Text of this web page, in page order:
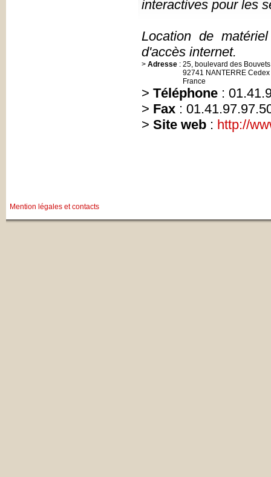
interactives pour les
Location de
d'accès internet.
> Adresse : 25, boulevard des Bouvets
92741 NANTERRE Cedex
France
> Téléphone :
> Fax :
> Site web : http://
Mention légales et contacts